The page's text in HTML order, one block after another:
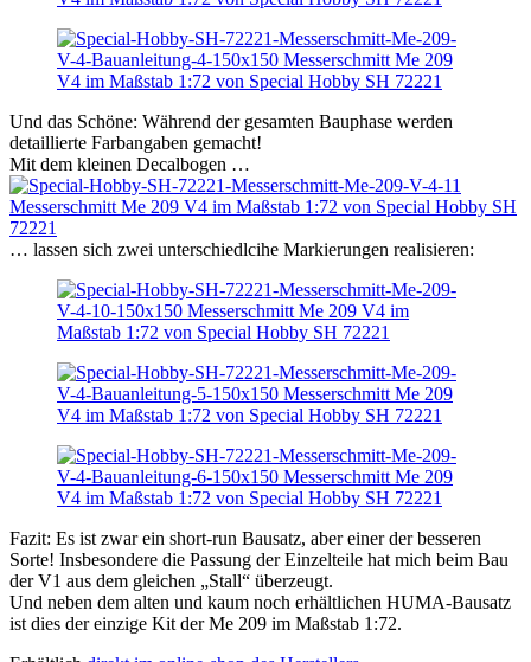
Und das Schöne: Während der gesamten Bauphase werden
detaillierte Farbangaben gemacht!
Mit dem kleinen Decalbogen …
… lassen sich zwei unterschiedlcihe Markierungen realisieren:
Fazit: Es ist zwar ein short-run Bausatz, aber einer der besseren
Sorte! Insbesondere die Passung der Einzelteile hat mich beim Bau
der V1 aus dem gleichen „Stall“ überzeugt.
Und neben dem alten und kaum noch erhältlichen HUMA-Bausatz
ist dies der einzige Kit der Me 209 im Maßstab 1:72.